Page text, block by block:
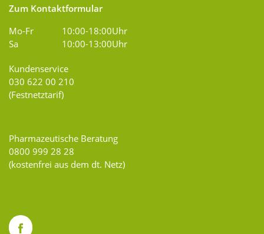
Zum Kontaktformular
Mo-Fr
10:00-18:00Uhr
Sa
10:00-13:00Uhr
Kundenservice
030 622 00 210
(Festnetztarif)
Pharmazeutische Beratung
0800 999 28 28
(kostenfrei aus dem dt. Netz)